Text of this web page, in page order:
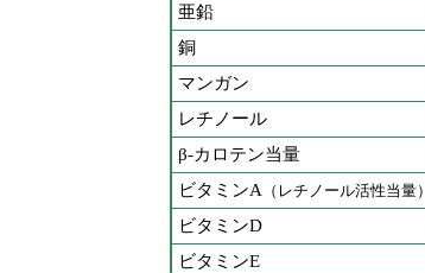
亜鉛
銅
マンガン
レチノール
β-カロテン当量
ビタミンA（レチノール活性当量）
ビタミンD
ビタミンE